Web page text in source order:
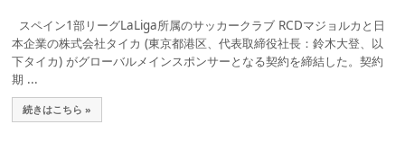
スペイン1部リーグLaLiga所属のサッカークラブ RCDマジョルカと日
本企業の株式会社タイカ (東京都港区、代表取締役社長：鈴木大登、以
下タイカ) がグローバルメインスポンサーとなる契約を締結した。契約
期 ...
続きはこちら »